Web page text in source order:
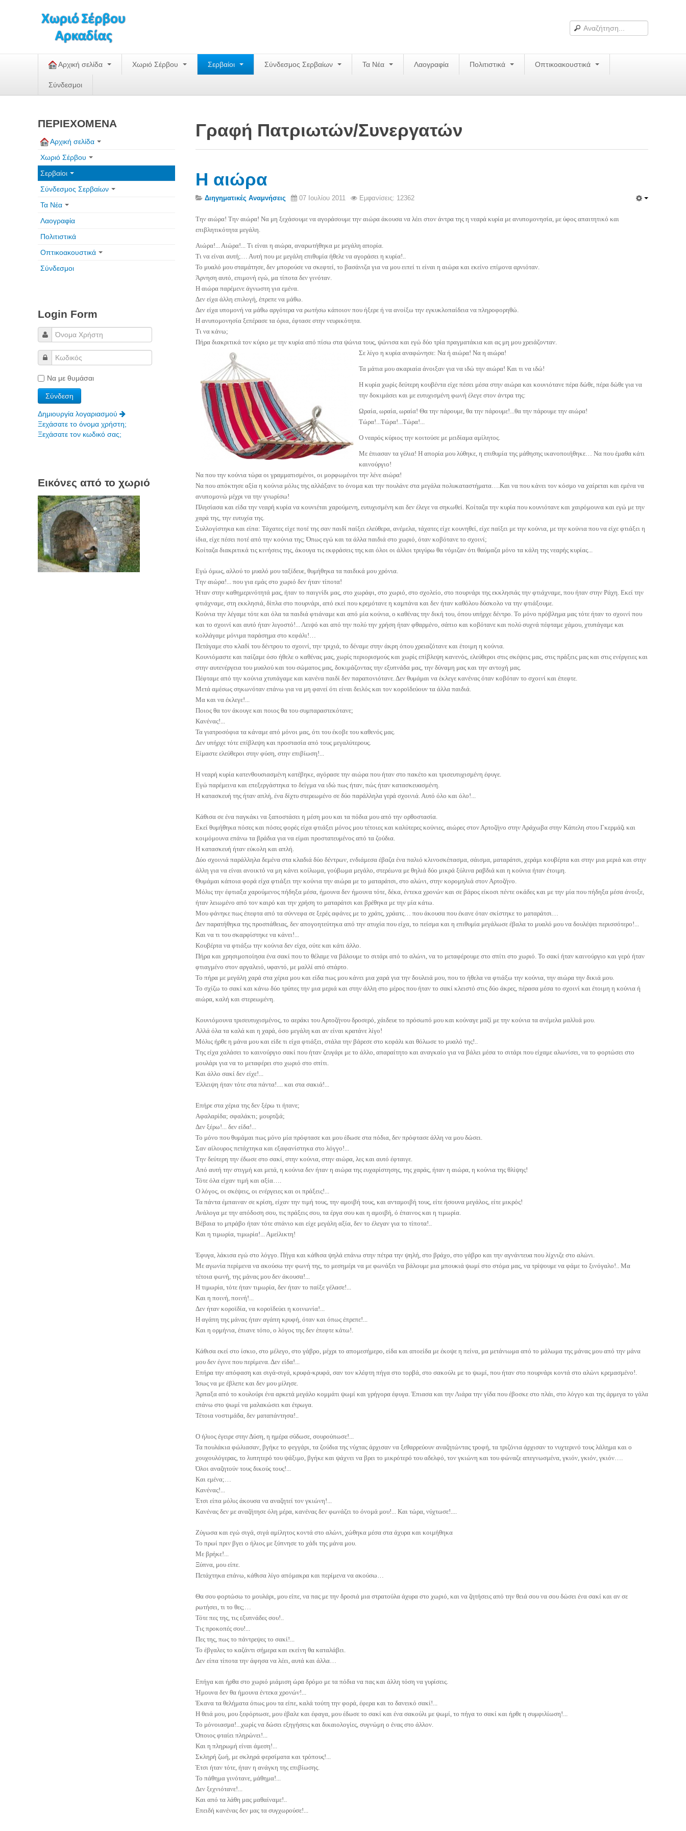
Αρχική σελίδα Χωριό Σέρβου Σερβαίοι Σύνδεσμος Σερβαίων Τα Νέα Λαογραφία Πολιτιστικά Οπτικοακουστικά
Σύνδεσμοι
Γραφή Πατριωτών/Συνεργατών
Η αιώρα
Διηγηματικές Αναμνήσεις 07 Ιουλίου 2011 Εμφανίσεις: 12362
Την αιώρα! Την αιώρα! Να μη ξεχάσουμε να αγοράσουμε την αιώρα άκουσα να λέει στον άντρα της η νεαρά κυρία με ανυπομονησία, με ύφος απαιτητικό και
επιβλητικότητα μεγάλη.
Αιώρα!... Αιώρα!... Τι είναι η αιώρα, αναρωτήθηκα με μεγάλη απορία.
Τι να είναι αυτή;… Αυτή που με μεγάλη επιθυμία ήθελε να αγοράσει η κυρία!..
Το μυαλό μου σταμάτησε, δεν μπορούσε να σκεφτεί, το βασάνιζα για να μου ειπεί τι είναι η αιώρα και εκείνο επίμονα αρνιόταν.
Άρνηση αυτό, επιμονή εγώ, μα τίποτα δεν γινόταν.
Η αιώρα παρέμενε άγνωστη για εμένα.
Δεν είχα άλλη επιλογή, έπρεπε να μάθω.
Δεν είχα υπομονή να μάθω αργότερα να ρωτήσω κάποιον που ήξερε ή να ανοίξω την εγκυκλοπαίδεια να πληροφορηθώ.
Η ανυπομονησία ξεπέρασε τα όρια, έφτασε στην νευρικότητα.
Τι να κάνω;
Πήρα διακριτικά τον κύριο με την κυρία από πίσω στα ψώνια τους, ψώνισα και εγώ δύο τρία πραγματάκια και ας μη μου χρειάζονταν.
Σε λίγο η κυρία αναφώνησε: Να ή αιώρα! Να η αιώρα!
Τα μάτια μου ακαριαία άνοιξαν για να ιδώ την αιώρα! Και τι να ιδώ!
Η κυρία χωρίς δεύτερη κουβέντα είχε πέσει μέσα στην αιώρα και κουνιότανε πέρα δώθε, πέρα δώθε για να
την δοκιμάσει και με ευτυχισμένη φωνή έλεγε στον άντρα της:
Ωραία, ωραία, ωραία! Θα την πάρουμε, θα την πάρουμε!...θα την πάρουμε την αιώρα!
Τώρα!...Τώρα!...Τώρα!...
Ο νεαρός κύριος την κοιτούσε με μειδίαμα αμίλητος.
Με έπιασαν τα γέλια! Η απορία μου λύθηκε, η επιθυμία της μάθησης ικανοποιήθηκε… Να που έμαθα κάτι
καινούργιο!
Να που την κούνια τώρα οι γραμματισμένοι, οι μορφωμένοι την λένε αιώρα!
Να που απόκτησε αξία η κούνια μόλις της αλλάξανε το όνομα και την πουλάνε στα μεγάλα πολυκαταστήματα….Και να που κάνει τον κόσμο να χαίρεται και εμένα να
ανυπομονώ μέχρι να την γνωρίσω!
Πλησίασα και είδα την νεαρή κυρία να κουνιέται χαρούμενη, ευτυχισμένη και δεν έλεγε να σηκωθεί. Κοίταζα την κυρία που κουνιότανε και χαιρόμουνα και εγώ με την
χαρά της, την ευτυχία της.
Συλλογίστηκα και είπα: Τάχατες είχε ποτέ της σαν παιδί παίξει ελεύθερα, ανέμελα, τάχατες είχε κουνηθεί, είχε παίξει με την κούνια, με την κούνια που να είχε φτιάξει η
ίδια, είχε πέσει ποτέ από την κούνια της; Όπως εγώ και τα άλλα παιδιά στο χωριό, όταν κοβότανε το σχοινί;
Κοίταζα διακριτικά τις κινήσεις της, άκουγα τις εκφράσεις της και όλοι οι άλλοι τριγύρω θα νόμιζαν ότι θαύμαζα μόνο τα κάλη της νεαρής κυρίας...
Εγώ όμως, αλλού το μυαλό μου ταξίδευε, θυμήθηκα τα παιδικά μου χρόνια.
Την αιώρα!... που για εμάς στο χωριό δεν ήταν τίποτα!
Ήταν στην καθημερινότητά μας, ήταν το παιγνίδι μας, στο χωράφι, στο χωριό, στο σχολείο, στο πουρνάρι της εκκλησιάς την φτιάχναμε, που ήταν στην Ράχη. Εκεί την
φτιάχναμε, στη εκκλησιά, δίπλα στο πουρνάρι, από εκεί που κρεμότανε η καμπάνα και δεν ήταν καθόλου δύσκολο να την φτιάξουμε.
Κούνια την λέγαμε τότε και όλα τα παιδιά φτιάναμε και από μία κούνια, ο καθένας την δική του, όπου υπήρχε δέντρο. Το μόνο πρόβλημα μας τότε ήταν το σχοινί που
και το σχοινί και αυτό ήταν λιγοστό!... Λειψό και από την πολύ την χρήση ήταν φθαρμένο, σάπιο και κοβότανε και πολύ συχνά πέφταμε χάμου, χτυπάγαμε και
κολλάγαμε μόνιμα παράσημα στο κεφάλι!…
Πετάγαμε στο κλαδί του δέντρου το σχοινί, την τριχιά, το δέναμε στην άκρη όπου χρειαζότανε και έτοιμη η κούνια.
Κουνιόμαστε και παίζαμε όσο ήθελε ο καθένας μας, χωρίς περιορισμούς και χωρίς επίβλεψη κανενός, ελεύθεροι στις σκέψεις μας, στις πράξεις μας και στις ενέργειες και
στην αυτενέργεια του μυαλού και του σώματος μας, δοκιμάζοντας την εξυπνάδα μας, την δύναμη μας και την αντοχή μας.
Πέφταμε από την κούνια χτυπάγαμε και κανένα παιδί δεν παραπονιότανε. Δεν θυμάμαι να έκλεγε κανένας όταν κοβόταν το σχοινί και έπεφτε.
Μετά αμέσως σηκωνόταν επάνω για να μη φανεί ότι είναι δειλός και τον κοροϊδεύουν τα άλλα παιδιά.
Μα και να έκλεγε!...
Ποιος θα τον άκουγε και ποιος θα του συμπαραστεκότανε;
Κανένας!...
Τα γιατροσόφια τα κάναμε από μόνοι μας, ότι του έκοβε του καθενός μας.
Δεν υπήρχε τότε επίβλεψη και προστασία από τους μεγαλύτερους.
Είμαστε ελεύθεροι στην φύση, στην επιβίωση!...
Η νεαρή κυρία κατενθουσιασμένη κατέβηκε, αγόρασε την αιώρα που ήταν στο πακέτο και τρισευτυχισμένη έφυγε.
Εγώ παρέμεινα και επεξεργάστηκα το δείγμα να ιδώ πως ήταν, πώς ήταν κατασκευασμένη.
Η κατασκευή της ήταν απλή, ένα δίχτυ στερεωμένο σε δύο παράλληλα γερά σχοινιά. Αυτό όλο και όλο!...
Κάθισα σε ένα παγκάκι να ξαποστάσει η μέση μου και τα πόδια μου από την ορθοστασία.
Εκεί θυμήθηκα πόσες και πόσες φορές είχα φτιάξει μόνος μου τέτοιες και καλύτερες κούνιες, αιώρες στον Αρτοζήνο στην Αράχωβα στην Κάπελη στου Γκερμάζι και
κοιμόμουνα επάνω τα βράδια για να είμαι προστατευμένος από τα ζούδια.
Η κατασκευή ήταν εύκολη και απλή.
Δύο σχοινιά παράλληλα δεμένα στα κλαδιά δύο δέντρων, ενδιάμεσα έβαζα ένα παλιό κλινοσκέπασμα, σάισμα, ματαράτσι, χεράμι κουβέρτα και στην μια μεριά και στην
άλλη για να είναι ανοικτό να μη κάνει κοίλωμα, γούβωμα μεγάλο, στερέωνα με θηλιά δύο μικρά ξύλινα ραβδιά και η κούνια ήταν έτοιμη.
Θυμάμαι κάποια φορά είχα φτιάξει την κούνια την αιώρα με το ματαράτσι, στο αλώνι, στην κορομηλιά στον Αρτοζήνο.
Μόλις την έφτιαξα χαρούμενος πήδηξα μέσα, ήμουνα δεν ήμουνα τότε, δέκα, έντεκα χρονών και σε βάρος είκοσι πέντε οκάδες και με την μία που πήδηξα μέσα άνοιξε,
ήταν λειωμένο από τον καιρό και την χρήση το ματαράτσι και βρέθηκα με την μία κάτω.
Μου φάνηκε πως έπεφτα από τα σύννεφα σε ξερές αφάνες με το χράτς, χράατς… που άκουσα που έκανε όταν σκίστηκε το ματαράτσι…
Δεν παρατήθηκα της προσπάθειας, δεν απογοητεύτηκα από την ατυχία που είχα, το πείσμα και η επιθυμία μεγάλωσε έβαλα το μυαλό μου να δουλέψει περισσότερο!...
Και να τι του σκαρφίστηκε να κάνει!...
Κουβέρτα να φτιάξω την κούνια δεν είχα, ούτε και κάτι άλλο.
Πήρα και χρησιμοποίησα ένα σακί που το θέλαμε να βάλουμε το σιτάρι από το αλώνι, να το μεταφέρουμε στο σπίτι στο χωριό. Το σακί ήταν καινούργιο και γερό ήταν
φτιαγμένο στον αργαλειό, υφαντό, με μαλλί από σπάρτο.
Το πήρα με μεγάλη χαρά στα χέρια μου και είδα πως μου κάνει μια χαρά για την δουλειά μου, που το ήθελα να φτιάξω την κούνια, την αιώρα την δικιά μου.
Το σχίζω το σακί και κάνω δύο τρύπες την μια μεριά και στην άλλη στο μέρος που ήταν το σακί κλειστό στις δύο άκρες, πέρασα μέσα το σχοινί και έτοιμη η κούνια ή
αιώρα, καλή και στερεωμένη.
Κουνιόμουνα τρισευτυχισμένος, το αεράκι του Αρτοζήνου δροσερό, χάιδευε το πρόσωπό μου και κούναγε μαζί με την κούνια τα ανέμελα μαλλιά μου.
Αλλά όλα τα καλά και η χαρά, όσο μεγάλη και αν είναι κρατάνε λίγο!
Μόλις ήρθε η μάνα μου και είδε τι είχα φτιάξει, στάλα την βάρεσε στο κεφάλι και θόλωσε το μυαλό της!..
Της είχα χαλάσει το καινούργιο σακί που ήταν ζευγάρι με το άλλο, απαραίτητο και αναγκαίο για να βάλει μέσα το σιτάρι που είχαμε αλωνίσει, να το φορτώσει στο
μουλάρι για να το μεταφέρει στο χωριό στο σπίτι.
Και άλλο σακί δεν είχε!...
Έλλειψη ήταν τότε στα πάντα!.... και στα σακιά!...
Επήρε στα χέρια της δεν ξέρω τι ήτανε;
Αφαλαρίδα; σφαλάκτι; μουρτζιά;
Δεν ξέρω!... δεν είδα!...
Το μόνο που θυμάμαι πως μόνο μία πρόφτασε και μου έδωσε στα πόδια, δεν πρόφτασε άλλη να μου δώσει.
Σαν αίλουρος πετάχτηκα και εξαφανίστηκα στο λόγγο!...
Την δεύτερη την έδωσε στο σακί, στην κούνια, στην αιώρα, λες και αυτό έφταιγε.
Από αυτή την στιγμή και μετά, η κούνια δεν ήταν η αιώρα της ευχαρίστησης, της χαράς, ήταν η αιώρα, η κούνια της θλίψης!
Τότε όλα είχαν τιμή και αξία….
Ο λόγος, οι σκέψεις, οι ενέργειες και οι πράξεις!...
Τα πάντα έμπαιναν σε κρίση, είχαν την τιμή τους, την αμοιβή τους, και ανταμοιβή τους, είτε ήσουνα μεγάλος, είτε μικρός!
Ανάλογα με την απόδοση σου, τις πράξεις σου, τα έργα σου και η αμοιβή, ό έπαινος και η τιμωρία.
Βέβαια το μπράβο ήταν τότε σπάνιο και είχε μεγάλη αξία, δεν το έλεγαν για το τίποτα!..
Και η τιμωρία, τιμωρία!... Αμείλικτη!
Έφυγα, λάκισα εγώ στο λόγγο. Πήγα και κάθισα ψηλά επάνω στην πέτρα την ψηλή, στο βράχο, στο γάβρο και την αγνάντευα που λίχνιζε στο αλώνι.
Με αγωνία περίμενα να ακούσω την φωνή της, το μεσημέρι να με φωνάξει να βάλουμε μια μπουκιά ψωμί στο στόμα μας, να τρίψουμε να φάμε το ξινόγαλο!.. Μα
τέτοια φωνή, της μάνας μου δεν άκουσα!...
Η τιμωρία, τότε ήταν τιμωρία, δεν ήταν το παίξε γέλασε!...
Και η ποινή, ποινή!...
Δεν ήταν κοροϊδία, να κοροϊδεύει η κοινωνία!...
Η αγάπη της μάνας ήταν αγάπη κρυφή, όταν και όπως έπρεπε!...
Και η ορμήνια, έπιανε τόπο, ο λόγος της δεν έπεφτε κάτω!.
Κάθισα εκεί στο ίσκιο, στο μέλεγο, στο γάβρο, μέχρι το απομεσήμερο, είδα και αποείδα με έκοψε η πείνα, μα μετάνιωμα από το μάλωμα της μάνας μου από την μάνα
μου δεν έγινε που περίμενα. Δεν είδα!...
Επήρα την απόφαση και σιγά-σιγά, κρυφά-κρυφά, σαν τον κλέφτη πήγα στο τορβά, στο σακούλι με το ψωμί, που ήταν στο πουρνάρι κοντά στο αλώνι κρεμασμένο!.
Ίσως να με έβλεπε και δεν μου μίλησε.
Άρπαξα από το κουλούρι ένα αρκετά μεγάλο κομμάτι ψωμί και γρήγορα έφυγα. Έπιασα και την Λιάρα την γίδα που έβοσκε στο πλάι, στο λόγγο και της άρμεγα το γάλα
επάνω στο ψωμί να μαλακώσει και έτρωγα.
Τέτοια νοστιμάδα, δεν ματαπάντησα!..
Ο ήλιος έγειρε στην Δύση, η ημέρα σύδωσε, σουρούπωσε!...
Τα πουλάκια φώλιασαν, βγήκε το φεγγάρι, τα ζούδια της νύχτας άρχισαν να ξεθαρρεύουν αναζητώντας τροφή, τα τριζόνια άρχισαν το νυχτερινό τους λάλημα και ο
χουχουλόγερας, το λυπητερό του ψάξιμο, βγήκε και ψάχνει να βρει το μικρότερό του αδελφό, τον γκιώνη και του φώναζε απεγνωσμένα, γκιόν, γκιόν, γκιόν….
Όλοι αναζητούν τους δικούς τους!...
Και εμένα;…
Κανένας!...
Έτσι είπα μόλις άκουσα να αναζητεί τον γκιώνη!...
Κανένας δεν με αναζήτησε όλη μέρα, κανένας δεν φωνάζει το όνομά μου!... Και τώρα, νύχτωσε!....
Ζύγωσα και εγώ σιγά, σιγά αμίλητος κοντά στο αλώνι, χώθηκα μέσα στα άχυρα και κοιμήθηκα
Το πρωί πριν βγει ο ήλιος με ξύπνησε το χάδι της μάνα μου.
Με βρήκε!...
Ξύπνα, μου είπε.
Πετάχτηκα επάνω, κάθισα λίγο απόμακρα και περίμενα να ακούσω…
Θα σου φορτώσω το μουλάρι, μου είπε, να πας με την δροσιά μια στρατούλα άχυρα στο χωριό, και να ζητήσεις από την θειά σου να σου δώσει ένα σακί και αν σε
ρωτήσει, τι το θες;…
Τότε πες της, τις εξυπνάδες σου!..
Τις προκοπές σου!...
Πες της, πως το πάντρεψες το σακί!...
Το έβγαλες το καζάντι σήμερα και εκείνη θα καταλάβει.
Δεν είπα τίποτα την άφησα να λέει, αυτά και άλλα…
Επήγα και ήρθα στο χωριό μιάμιση ώρα δρόμο με τα πόδια να πας και άλλη τόση να γυρίσεις.
Ήμουνα δεν θα ήμουνα έντεκα χρονών!...
Έκανα τα θελήματα όπως μου τα είπε, καλά τούτη την φορά, έφερα και το δανεικό σακί!...
Η θειά μου, μου ξεφόρτωσε, μου έβαλε και έφαγα, μου έδωσε το σακί και ένα σακούλι με ψωμί, το πήγα το σακί και ήρθε η συμφιλίωση!...
Το μόνοιασμα!...χωρίς να δώσει εξηγήσεις και δικαιολογίες, συγνώμη ο ένας στο άλλον.
Όποιος φταίει πληρώνει!...
Και η πληρωμή είναι άμεση!...
Σκληρή ζωή, με σκληρά φερσίματα και τρόπους!...
Έτσι ήταν τότε, ήταν η ανάγκη της επιβίωσης.
Το πάθημα γινότανε, μάθημα!...
Δεν ξεχνιότανε!...
Και από τα λάθη μας μαθαίναμε!..
Επειδή κανένας δεν μας τα συγχωρούσε!...
ΠΕΡΙΕΧΟΜΕΝΑ
Αρχική σελίδα
Χωριό Σέρβου
Σερβαίοι
Σύνδεσμος Σερβαίων
Τα Νέα
Λαογραφία
Πολιτιστικά
Οπτικοακουστικά
Σύνδεσμοι
Login Form
Να με θυμάσαι
Δημιουργία λογαριασμού
Ξεχάσατε το όνομα χρήστη;
Ξεχάσατε τον κωδικό σας;
Εικόνες από το χωριό